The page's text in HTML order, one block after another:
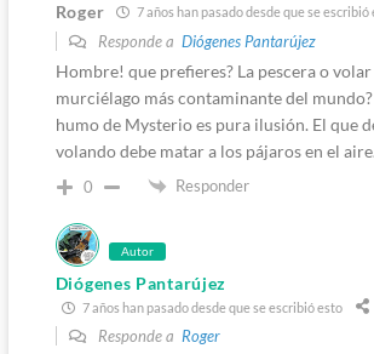
Roger 7 años han pasado desde que se escribió
Responde a Diógenes Pantarújez
Hombre! que prefieres? La pescera o
murciélago más contaminante del
humo de Mysterio es pura ilusión. El que
volando debe matar a los pájaros en el
0 Responder
Autor
Diógenes Pantarújez
7 años han pasado desde que se escribió esto
Responde a Roger